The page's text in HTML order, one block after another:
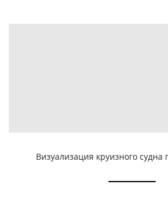
Визуализация круизного судна